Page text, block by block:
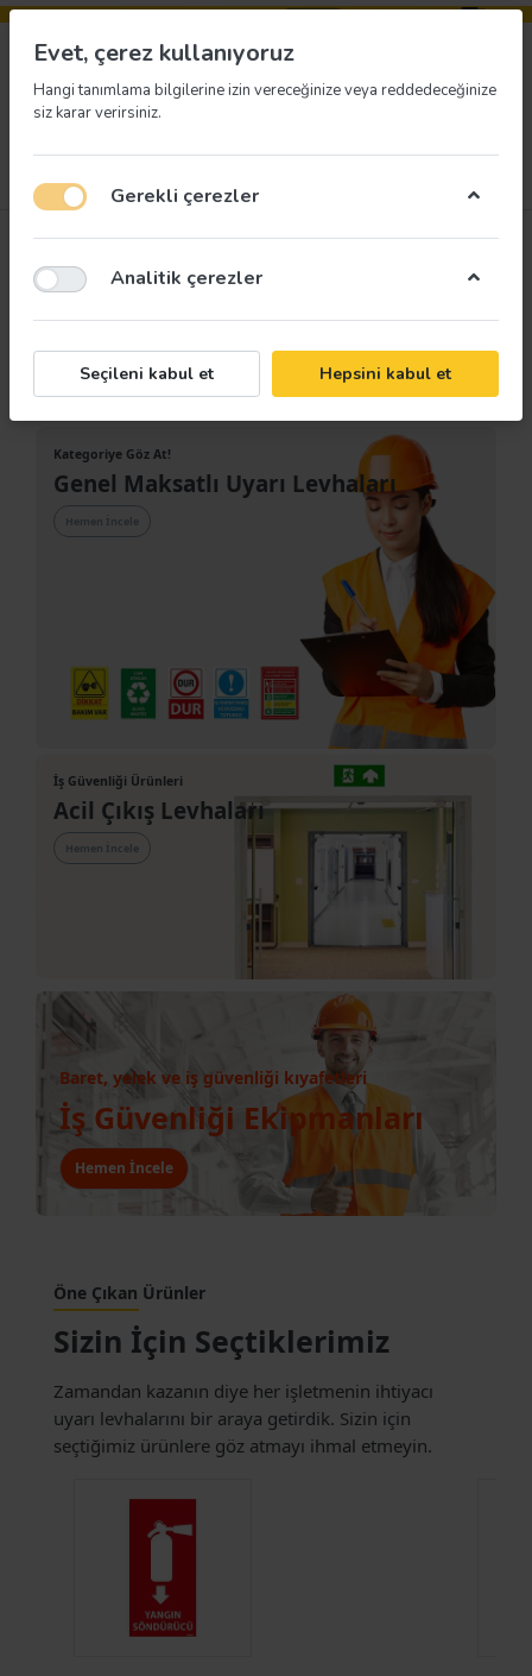
Genel Maksatlı Uyarı Levhaları
Hemen İncele
İş Güvenliği Ürünleri
Acil Çıkış Levhaları
Hemen İncele
Baret, yelek ve iş güvenliği kıyafetleri
İş Güvenliği Ekipmanları
Hemen İncele
Öne Çıkan Ürünler
Sizin İçin Seçtiklerimiz
Zamandan kazanın diye her işletmenin ihtiyacı
uyarı levhalarını bir araya getirdik. Sizin için
seçtiğimiz ürünlere göz atmayı ihmal etmeyin.
Evet, çerez kullanıyoruz
Hangi tanımlama bilgilerine izin vereceğinize veya reddedeceğinize
siz karar verirsiniz.
Gerekli çerezler
Analitik çerezler
Seçileni kabul et Hepsini kabul et